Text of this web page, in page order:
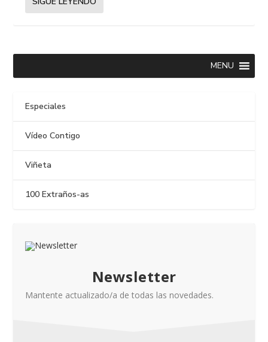
MENU
Especiales
Vídeo Contigo
Viñeta
100 Extraños-as
Newsletter
Mantente actualizado/a de todas las novedades.